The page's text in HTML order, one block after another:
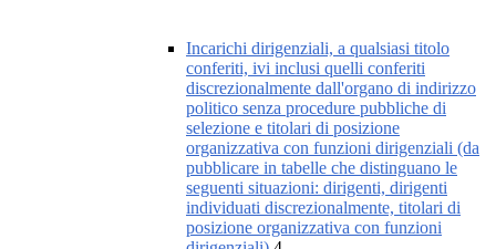
Incarichi dirigenziali, a qualsiasi titolo
conferiti, ivi inclusi quelli conferiti
discrezionalmente dall'organo di indirizzo
politico senza procedure pubbliche di
selezione e titolari di posizione
organizzativa con funzioni dirigenziali (da
pubblicare in tabelle che distinguano le
seguenti situazioni: dirigenti, dirigenti
individuati discrezionalmente, titolari di
posizione organizzativa con funzioni